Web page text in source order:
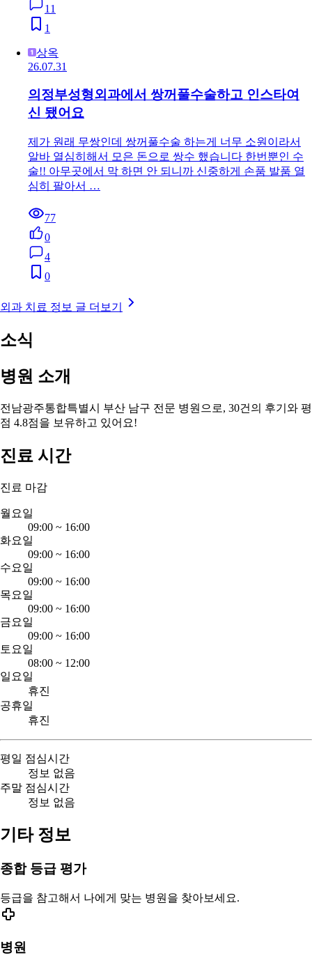
11
1
상옥
26.07.31
의정부성형외과에서 쌍꺼풀수술하고 인스타여
신 됐어요
제가 원래 무쌍인데 쌍꺼풀수술 하는게 너무 소원이라서
알바 열심히해서 모은 돈으로 쌍수 했습니다 한번뿐인 수
술!! 아무곳에서 막 하면 안 되니까 신중하게 손품 발품 열
심히 팔아서 …
77
0
4
0
외과 치료 정보 글 더보기
소식
병원 소개
전남광주통합특별시 부산 남구 전문 병원으로, 30건의 후기와 평
점 4.8점을 보유하고 있어요!
진료 시간
진료 마감
월요일
09:00 ~ 16:00
화요일
09:00 ~ 16:00
수요일
09:00 ~ 16:00
목요일
09:00 ~ 16:00
금요일
09:00 ~ 16:00
토요일
08:00 ~ 12:00
일요일
휴진
공휴일
휴진
평일 점심시간
정보 없음
주말 점심시간
정보 없음
기타 정보
종합 등급 평가
등급을 참고해서 나에게 맞는 병원을 찾아보세요.
병원